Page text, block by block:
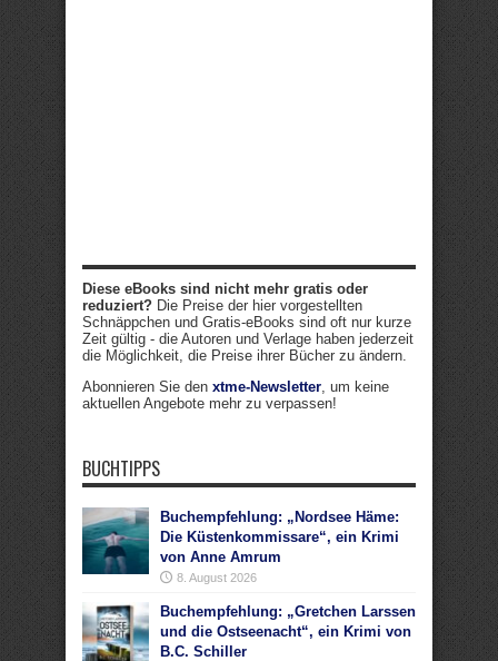
Diese eBooks sind nicht mehr gratis oder
reduziert? Die Preise der hier vorgestellten
Schnäppchen und Gratis-eBooks sind oft nur kurze
Zeit gültig - die Autoren und Verlage haben jederzeit
die Möglichkeit, die Preise ihrer Bücher zu ändern.
Abonnieren Sie den xtme-Newsletter, um keine
aktuellen Angebote mehr zu verpassen!
BUCHTIPPS
Buchempfehlung: „Nordsee Häme:
Die Küstenkommissare“, ein Krimi
von Anne Amrum
8. August 2026
Buchempfehlung: „Gretchen Larssen
und die Ostseenacht“, ein Krimi von
B.C. Schiller